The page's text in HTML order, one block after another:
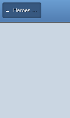
← Heroes 7 Sylvan Green Dragon